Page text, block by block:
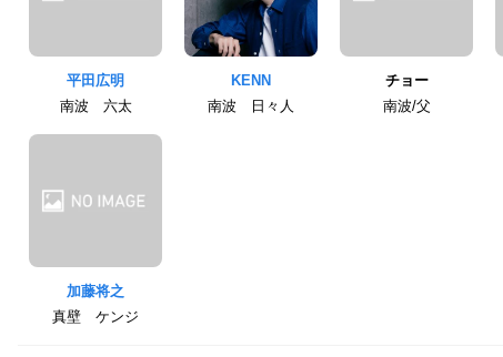
平田広明
南波 六太
KENN
南波 日々人
チョー
南波/父
加藤将之
真壁 ケンジ